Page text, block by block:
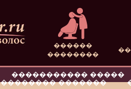
������
��������
����������� �����
�������� �������